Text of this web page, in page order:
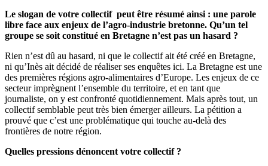
Le slogan de votre collectif peut être résumé ainsi : une parole
libre face aux enjeux de l’agro-industrie bretonne. Qu’un tel
groupe se soit constitué en Bretagne n’est pas un hasard ?
Rien n’est dû au hasard, ni que le collectif ait été créé en Bretagne,
ni qu’Inès ait décidé de réaliser ses enquêtes ici. La Bretagne est une
des premières régions agro-alimentaires d’Europe. Les enjeux de ce
secteur imprègnent l’ensemble du territoire, et en tant que
journaliste, on y est confronté quotidiennement. Mais après tout, un
collectif semblable peut très bien émerger ailleurs. La pétition a
prouvé que c’est une problématique qui touche au-delà des
frontières de notre région.
Quelles pressions dénoncent votre collectif ?